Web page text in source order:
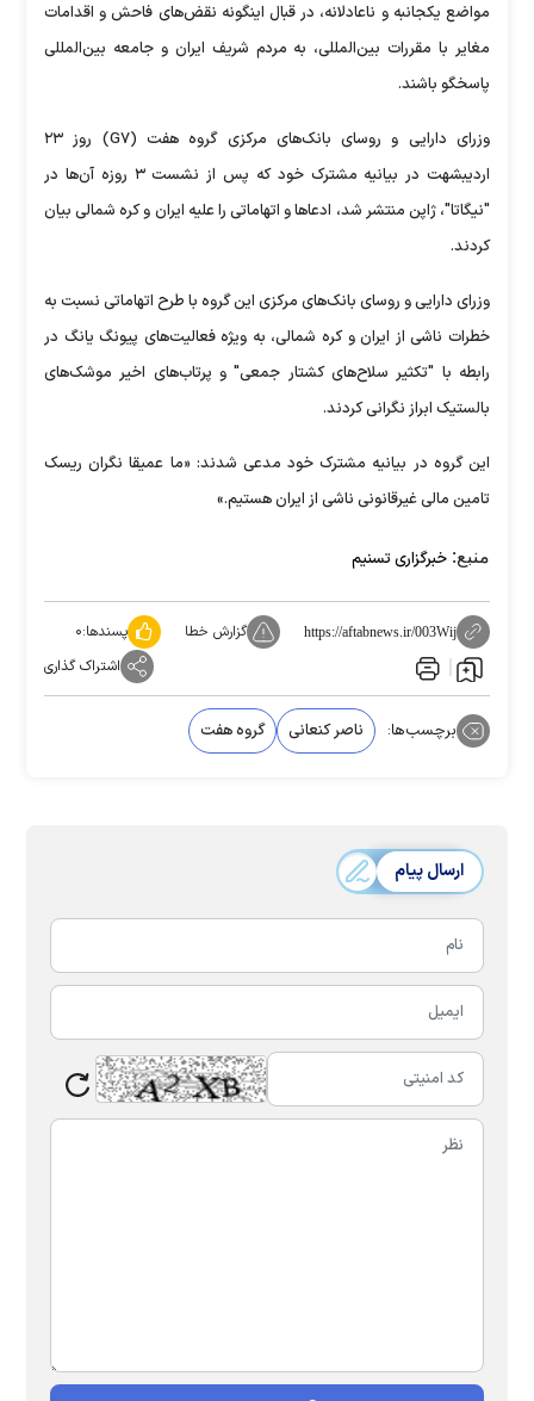
مواضع یکجانبه و ناعادلانه، در قبال اینگونه نقض‌های فاحش و اقدامات
مغایر با مقررات بین‌المللی، به مردم شریف ایران و جامعه بین‌المللی
پاسخگو باشند.
وزرای دارایی و روسای بانک‌های مرکزی گروه هفت (G۷) روز ۲۳
اردیبشهت در بیانیه مشترک خود که پس از نشست ۳ روزه آن‌ها در
"نیگاتا"، ژاپن منتشر شد، ادعا‌ها و اتهاماتی را علیه ایران و کره شمالی بیان
کردند.
وزرای دارایی و روسای بانک‌های مرکزی این گروه با طرح اتهاماتی نسبت به
خطرات ناشی از ایران و کره شمالی، به ویژه فعالیت‌های پیونگ یانگ در
رابطه با "تکثیر سلاح‌های کشتار جمعی" و پرتاب‌های اخیر موشک‌های
بالستیک ابراز نگرانی کردند.
این گروه در بیانیه مشترک خود مدعی شدند: «ما عمیقا نگران ریسک
تامین مالی غیرقانونی ناشی از ایران هستیم.»
منبع: خبرگزاری تسنیم
https://aftabnews.ir/003Wij گزارش خطا پسندها:۰
اشتراک گذاری
برچسب‌ها: ناصر کنعانی گروه هفت
ارسال پیام